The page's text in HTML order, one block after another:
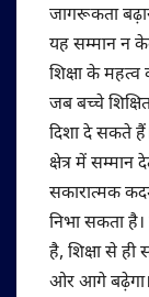
जागरूकता
यह सम्मान न
शिक्षा के महत्व
जब बच्चे
दिशा दे सकते
क्षेत्र में
सकारात्मक
निभा सकता
है, शिक्षा से
ओर आगे बढ़ेगा।